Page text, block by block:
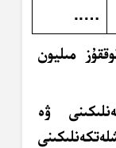
…..
مىليون
ۋە